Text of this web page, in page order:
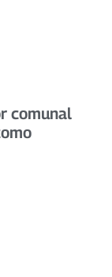
comunal